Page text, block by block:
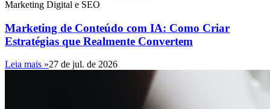
Marketing Digital e SEO
Marketing de Conteúdo com IA: Como Criar
Estratégias que Realmente Convertem
Leia mais »27 de jul. de 2026